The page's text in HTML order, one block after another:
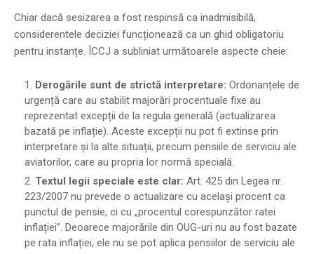
Chiar dacă sesizarea a fost respinsă ca inadmisibilă,
considerentele deciziei funcționează ca un ghid obligatoriu
pentru instanțe. ÎCCJ a subliniat următoarele aspecte cheie:
Derogările sunt de strictă interpretare: Ordonanțele de
urgență care au stabilit majorări procentuale fixe au
reprezentat excepții de la regula generală (actualizarea
bazată pe inflație). Aceste excepții nu pot fi extinse prin
interpretare și la alte situații, precum pensiile de serviciu ale
aviatorilor, care au propria lor normă specială.
Textul legii speciale este clar: Art. 425 din Legea nr.
223/2007 nu prevede o actualizare cu același procent ca
punctul de pensie, ci cu „procentul corespunzător ratei
inflației”. Deoarece majorările din OUG-uri nu au fost bazate
pe rata inflației, ele nu se pot aplica pensiilor de serviciu ale